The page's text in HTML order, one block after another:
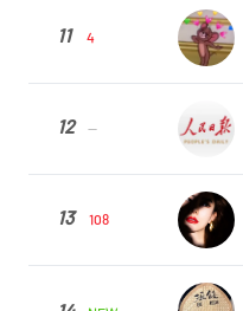
11 4
12 --
13 108